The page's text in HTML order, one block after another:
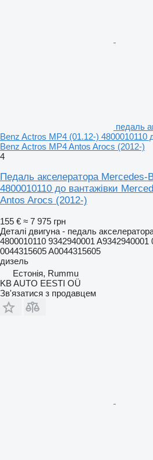
педаль
Benz Actros MP4 (01.12-) 4800010110
Benz Actros MP4 Antos Arocs (2012-)
4
Педаль акселератора
4800010110 до вантажівки
Antos Arocs (2012-)
155 € ≈ 7 975 грн
Деталі двигуна - педаль
4800010110 9342940001
0044315605 A0044315605
дизель
Естонія, Rummu
KB AUTO EESTI OÜ
Зв'язатися з продавцем